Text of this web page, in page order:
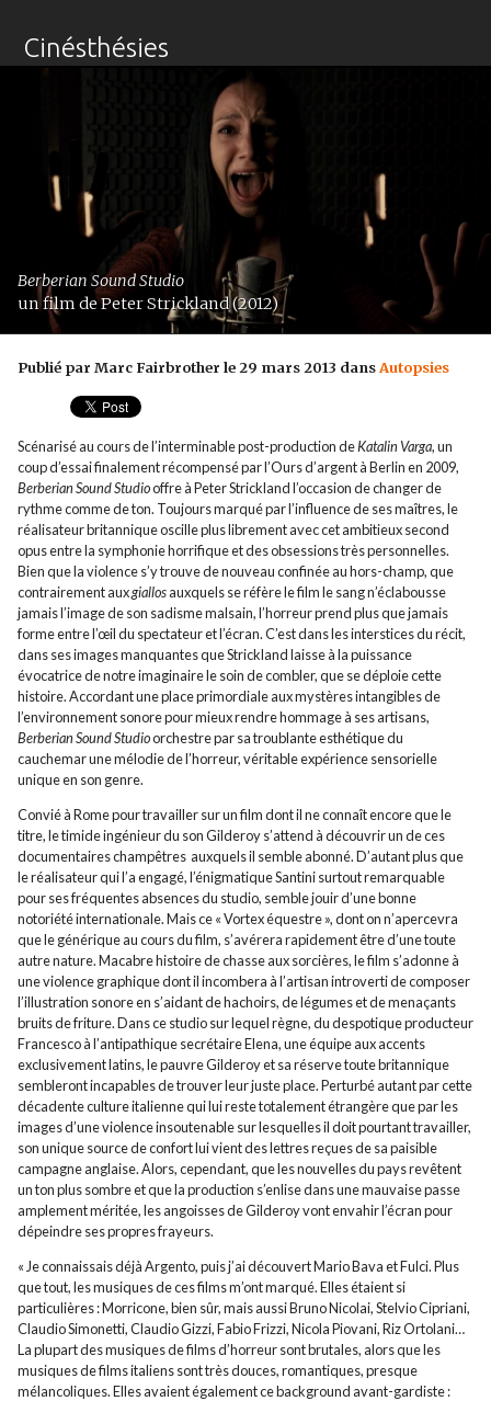
Cinésthésies
Berberian Sound Studio
un film de Peter Strickland (2012)
Publié par Marc Fairbrother le 29 mars 2013 dansAutopsies
Scénarisé au cours de l’interminable post-production deKatalin Varga, un
coup d’essai finalement récompensé par l’Ours d’argent à Berlin en 2009,
Berberian Sound Studiooffre à Peter Strickland l’occasion de changer de
rythme comme de ton. Toujours marqué par l’influence de ses maîtres, le
réalisateur britannique oscille plus librement avec cet ambitieux second
opus entre la symphonie horrifique et des obsessions très personnelles.
Bien que la violence s’y trouve de nouveau confinée au hors-champ, que
contrairement auxgiallosauxquels se réfère le film le sang n’éclabousse
jamais l’image de son sadisme malsain, l’horreur prend plus que jamais
forme entre l’œil du spectateur et l’écran. C’est dans les interstices du récit,
dans ses images manquantes que Strickland laisse à la puissance
évocatrice de notre imaginaire le soin de combler, que se déploie cette
histoire. Accordant une place primordiale aux mystères intangibles de
l’environnement sonore pour mieux rendre hommage à ses artisans,
Berberian Sound Studioorchestre par sa troublante esthétique du
cauchemar une mélodie de l’horreur, véritable expérience sensorielle
unique en son genre.
Convié à Rome pour travailler sur un film dont il ne connaît encore que le
titre, le timide ingénieur du son Gilderoy s’attend à découvrir un de ces
documentaires champêtres auxquels il semble abonné. D’autant plus que
le réalisateur qui l’a engagé, l’énigmatique Santini surtout remarquable
pour ses fréquentes absences du studio, semble jouir d’une bonne
notoriété internationale. Mais ce « Vortex équestre », dont on n’apercevra
que le générique au cours du film, s’avérera rapidement être d’une toute
autre nature. Macabre histoire de chasse aux sorcières, le film s’adonne à
une violence graphique dont il incombera à l’artisan introverti de composer
l’illustration sonore en s’aidant de hachoirs, de légumes et de menaçants
bruits de friture. Dans ce studio sur lequel règne, du despotique producteur
Francesco à l’antipathique secrétaire Elena, une équipe aux accents
exclusivement latins, le pauvre Gilderoy et sa réserve toute britannique
sembleront incapables de trouver leur juste place. Perturbé autant par cette
décadente culture italienne qui lui reste totalement étrangère que par les
images d’une violence insoutenable sur lesquelles il doit pourtant travailler,
son unique source de confort lui vient des lettres reçues de sa paisible
campagne anglaise. Alors, cependant, que les nouvelles du pays revêtent
un ton plus sombre et que la production s’enlise dans une mauvaise passe
amplement méritée, les angoisses de Gilderoy vont envahir l’écran pour
dépeindre ses propres frayeurs.
« Je connaissais déjà Argento, puis j’ai découvert Mario Bava et Fulci. Plus
que tout, les musiques de ces films m’ont marqué. Elles étaient si
particulières : Morricone, bien sûr, mais aussi Bruno Nicolai, Stelvio Cipriani,
Claudio Simonetti, Claudio Gizzi, Fabio Frizzi, Nicola Piovani, Riz Ortolani…
La plupart des musiques de films d’horreur sont brutales, alors que les
musiques de films italiens sont très douces, romantiques, presque
mélancoliques. Elles avaient également ce background avant-gardiste :